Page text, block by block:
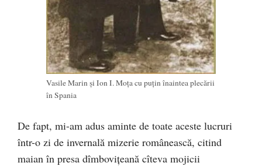
Vasile Marin și Ion I. Moța cu puțin înaintea plecării
în Spania
De fapt, mi-am adus aminte de toate aceste lucruri
într-o zi de invernală mizerie românească, citind
maian în presa dîmboviţeană cîteva mojicii